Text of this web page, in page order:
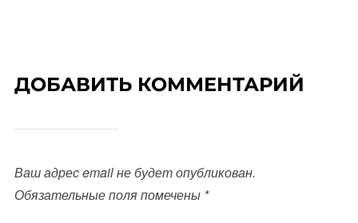
ДОБАВИТЬ КОММЕНТАРИЙ
Ваш адрес email не будет опубликован.
Обязательные поля помечены *